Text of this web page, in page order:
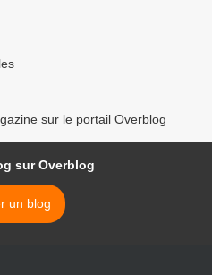
sur le portail Overblog
sur Overblog
un blog